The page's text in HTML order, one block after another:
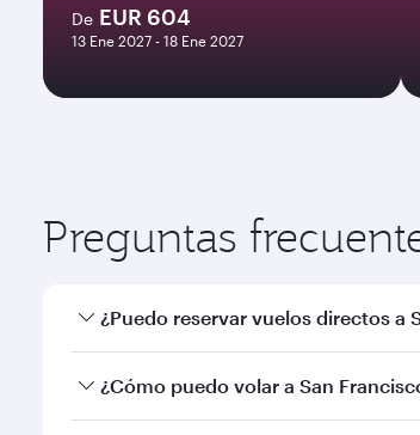
De EUR 604
13 Ene 2027 - 18 Ene 2027
Preguntas
¿Puedo reservar vuelos directos a
Sí, Qatar Airways opera vuelos
¿Cómo puedo volar a San